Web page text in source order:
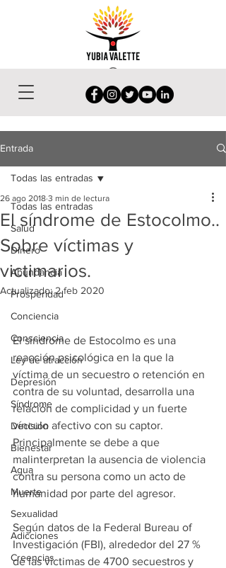
Entrada
Todas las entradas
Salud
Dinero
Abundancia
Prosperidad
Conciencia
Consciencia
Ley de atracción
Depresión
Síndrome
Decisión
Bienestar
Agua
Muerte
Sexualidad
Adicciones
Creencias
Todas las entradas
El síndrome de Estocolmo..
Sobre víctimas y
victimarios.
26 ago 2018 3 min de lectura
Actualizado:2 feb 2020
El síndrome de Estocolmo es una
reacción psicológica en la que la
víctima de un secuestro o retención en
contra de su voluntad, desarrolla una
relación de complicidad y un fuerte
vínculo afectivo​ con su captor.
Principalmente se debe a que
malinterpretan la ausencia de violencia
contra su persona como un acto de
humanidad por parte del agresor.
Según datos de la Federal Bureau of
Investigación (FBI), alrededor del 27 %
de las víctimas de 4700 secuestros y